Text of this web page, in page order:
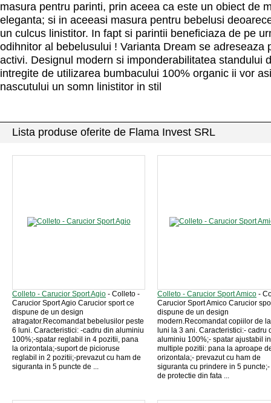
masura pentru parinti, prin aceea ca este un obiect de
eleganta; si in aceeasi masura pentru bebelusi
un culcus linistitor. In fapt si parintii beneficiaza de pe
odihnitor al bebelusului ! Varianta Dream se adreseaza
activi. Designul modern si imponderabilitatea standului
intregite de utilizarea bumbacului 100% organic ii vor
nascutului un somn linistitor in stil
Lista produse oferite de Flama Invest SRL
Colleto - Carucior Sport Agio - Colleto -
Carucior Sport Agio Carucior sport ce
dispune de un design
atragator.Recomandat bebelusilor peste
6 luni. Caracteristici: -cadru din aluminiu
100%;-spatar reglabil in 4 pozitii, pana
la orizontala;-suport de picioruse
reglabil in 2 pozitii;-prevazut cu ham de
siguranta in 5 puncte de ...
Colleto - Carucior Sport Amico -
Carucior Sport Amico Carucior
dispune de un design
modern.Recomandat copiilor de
luni la 3 ani. Caracteristici:- cadru
aluminiu 100%;- spatar ajustabil in
multiple pozitii: pana la aproape
orizontala;- prevazut cu ham de
siguranta cu prindere in 5
de protectie din fata ...